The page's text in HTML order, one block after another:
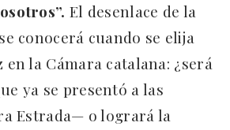
El desenlace de la
conocerá cuando se elija
la Cámara catalana: ¿será
ya se presentó a las
Estrada— o logrará la